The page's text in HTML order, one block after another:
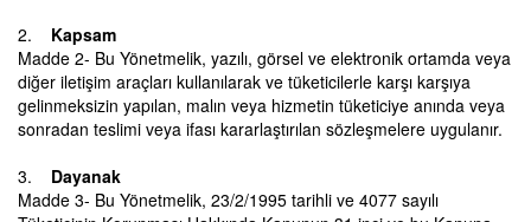
2. Kapsam
Madde 2- Bu Yönetmelik, yazılı, görsel ve elektronik ortamda veya
diğer iletişim araçları kullanılarak ve tüketicilerle karşı karşıya
gelinmeksizin yapılan, malın veya hizmetin tüketiciye anında veya
sonradan teslimi veya ifası kararlaştırılan sözleşmelere uygulanır.
3. Dayanak
Madde 3- Bu Yönetmelik, 23/2/1995 tarihli ve 4077 sayılı